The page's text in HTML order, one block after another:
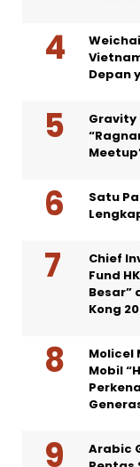
Depan
Gravity
Satu
Chief
Fund
Besar”
Kong
Molicel
Mobil
Arabic